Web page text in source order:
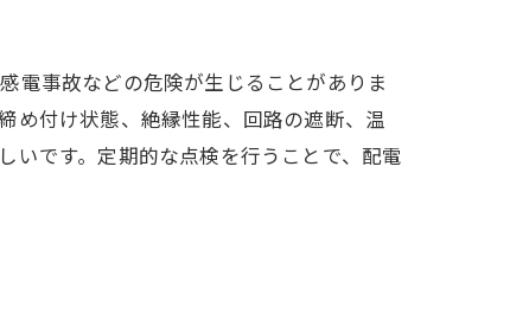
電事故などの危険が生じることがありま
め付け状態、絶縁性能、回路の遮断、温
いです。定期的な点検を行うことで、配電